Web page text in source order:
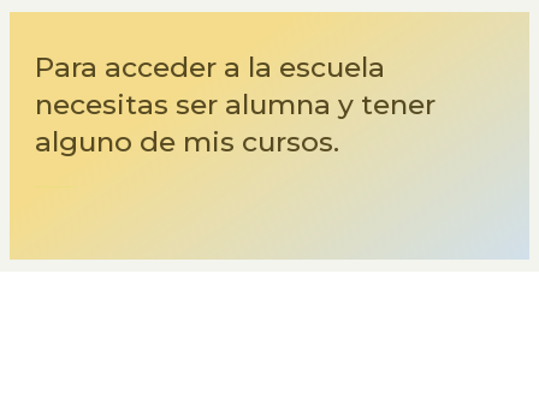
Para acceder a la escuela
necesitas ser alumna y tener
alguno de mis cursos.